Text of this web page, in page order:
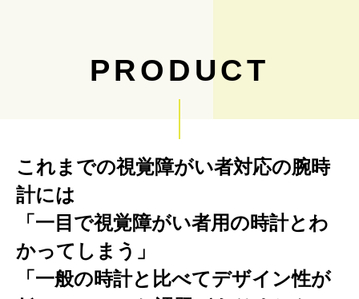
PRODUCT
これまでの視覚障がい者対応の腕時
計には
「一目で視覚障がい者用の時計とわ
かってしまう」
「一般の時計と比べてデザイン性が